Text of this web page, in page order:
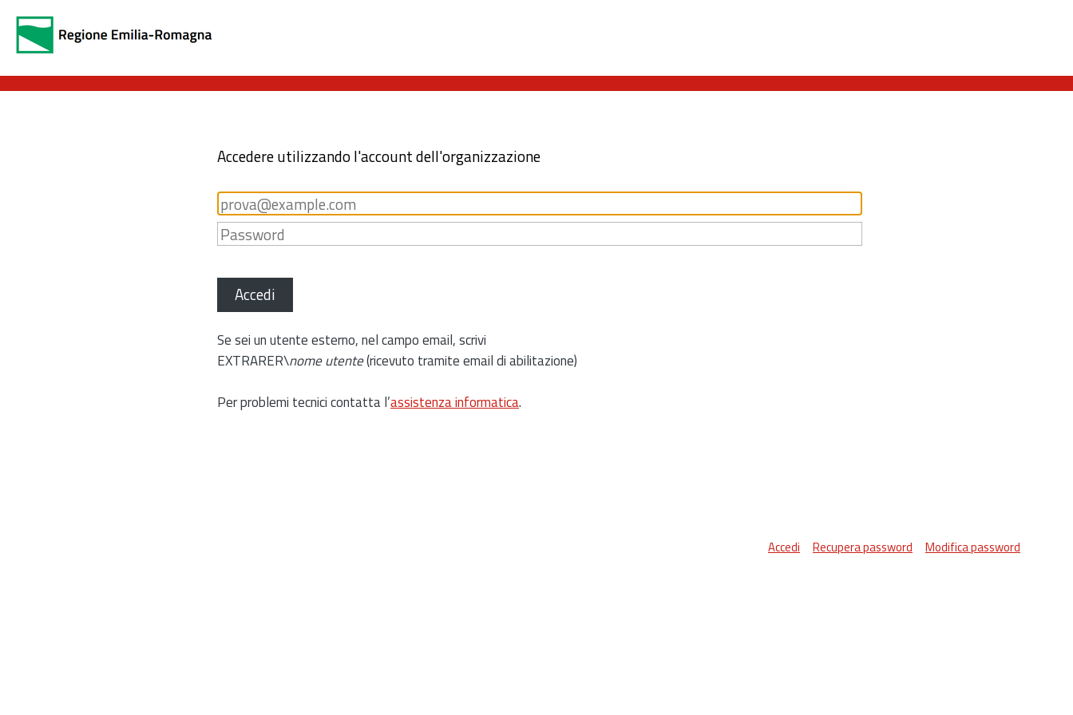
Accedere utilizzando l'account dell'organizzazione
Accedi
Se sei un utente esterno, nel campo email, scrivi
EXTRARER\nome utente(ricevuto tramite email di abilitazione)
Per problemi tecnici contatta l’assistenza informatica.
Accedi Recupera password Modifica password